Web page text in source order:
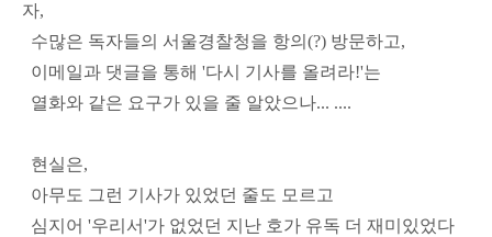
자,
수많은 독자들의 서울경찰청을 항의(?) 방문하고,
이메일과 댓글을 통해 '다시 기사를 올려라!'는
열화와 같은 요구가 있을 줄 알았으나... ....
현실은,
아무도 그런 기사가 있었던 줄도 모르고
심지어 '우리서'가 없었던 지난 호가 유독 더 재미있었다